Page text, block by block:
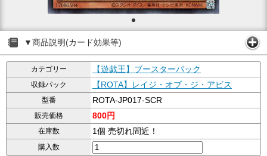
▼商品説明(カード効果等)
カテゴリー 【遊戯王】ブースターパック
収録パック 【ROTA】レイジ・オブ・ジ・アビス
型番 ROTA-JP017-SCR
販売価格 800円
在庫数 1個 売切れ間近！
購入数